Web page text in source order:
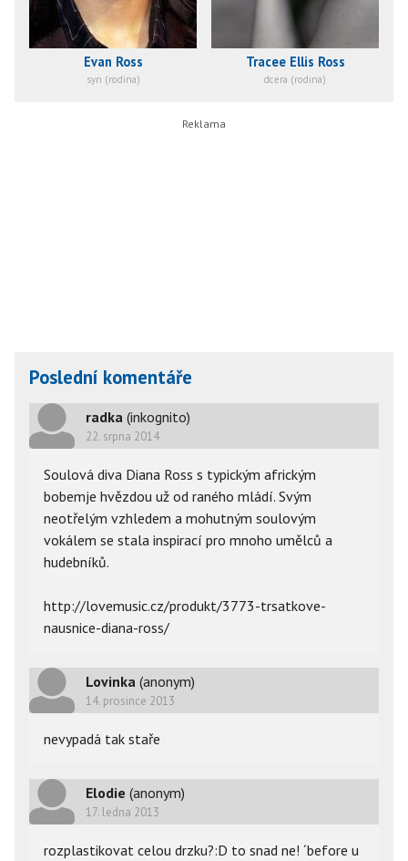
Evan Ross
syn (rodina)
Tracee Ellis Ross
dcera (rodina)
Poslední komentáře
radka (inkognito)
22. srpna 2014
Soulová diva Diana Ross s typickým africkým
bobemje hvězdou už od raného mládí. Svým
neotřelým vzhledem a mohutným soulovým
vokálem se stala inspirací pro mnoho umělců a
hudebníků.
http://lovemusic.cz/produkt/3773-trsatkove-
nausnice-diana-ross/
Lovinka (anonym)
14. prosince 2013
nevypadá tak staře
Elodie (anonym)
17. ledna 2013
rozplastikovat celou drzku?:D to snad ne! ´before u